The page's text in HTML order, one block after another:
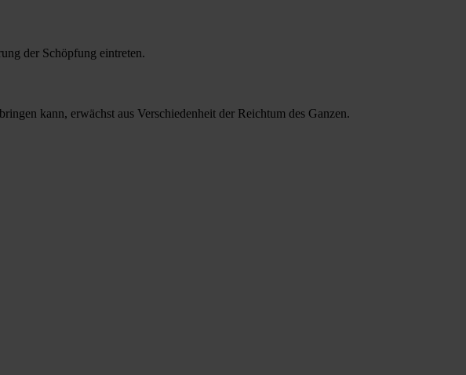
der Schöpfung eintreten.
kann, erwächst aus Verschiedenheit der Reichtum des Ganzen.